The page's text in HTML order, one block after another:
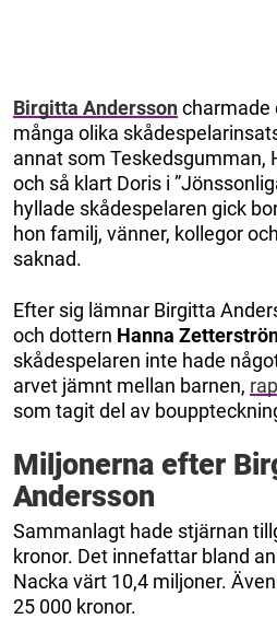
Birgitta Anderssoncharmade
många olika
annat som Teskedsgumman,
och så klart Doris i
hyllade skådespelaren gick
hon familj, vänner, kollegor
saknad.
Efter sig lämnar Birgitta
och dottern Hanna
skådespelaren inte hade
arvet jämnt mellan barnen,
som tagit del av
Miljonerna efter
Andersson
Sammanlagt hade stjärnan
kronor. Det innefattar bland
Nacka värt 10,4 miljoner.
25 000 kronor.